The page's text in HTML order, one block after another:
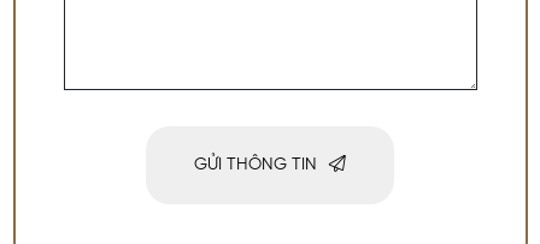
GỬI THÔNG TIN